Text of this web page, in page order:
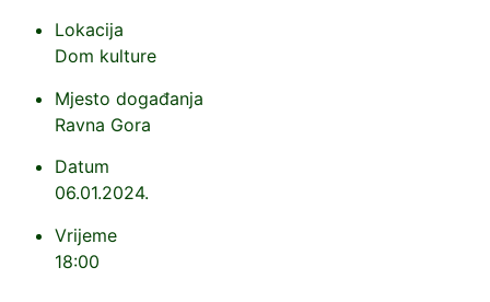
Lokacija
Dom kulture
Mjesto događanja
Ravna Gora
Datum
06.01.2024.
Vrijeme
18:00